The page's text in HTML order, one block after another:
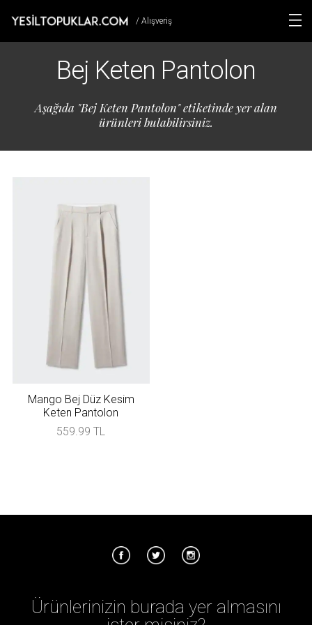
/ Alışveriş
Bej Keten Pantolon
Aşağıda "Bej Keten Pantolon" etiketinde yer alan
ürünleri bulabilirsiniz.
Mango Bej Düz Kesim
Keten Pantolon
559.99 TL
Ürünlerinizin burada yer almasını